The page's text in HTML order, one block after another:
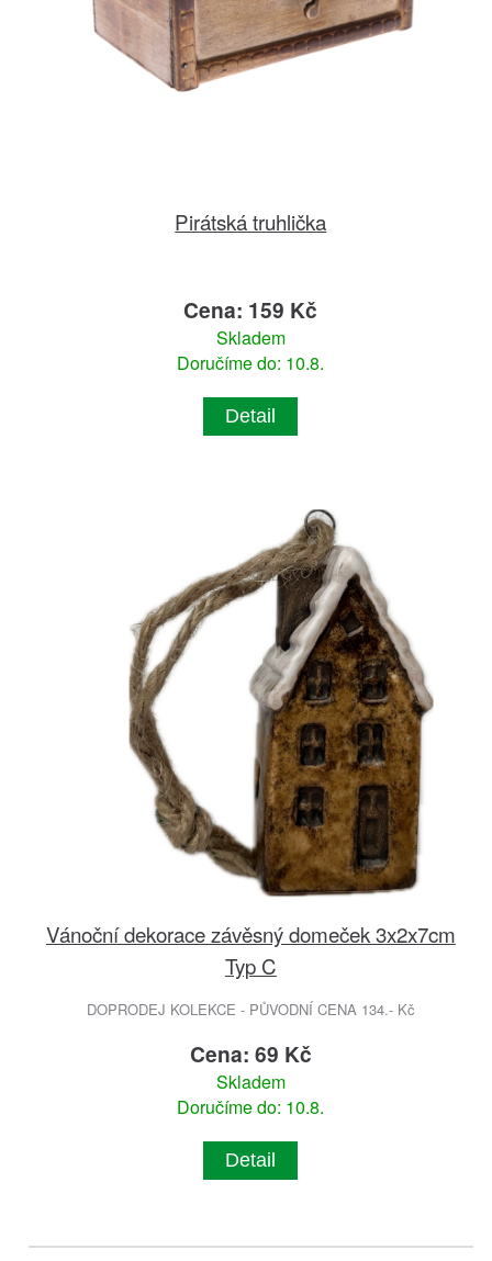
Pirátská truhlička
Cena: 159 Kč
Skladem
Doručíme do: 10.8.
Detail
Vánoční dekorace závěsný domeček 3x2x7cm
Typ C
DOPRODEJ KOLEKCE - PŮVODNÍ CENA 134.- Kč
Cena: 69 Kč
Skladem
Doručíme do: 10.8.
Detail